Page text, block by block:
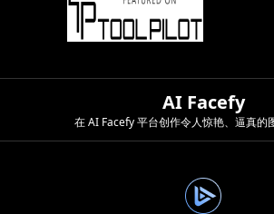
AI Facefy
在 AI Facefy 平台创作令人惊艳、逼真的